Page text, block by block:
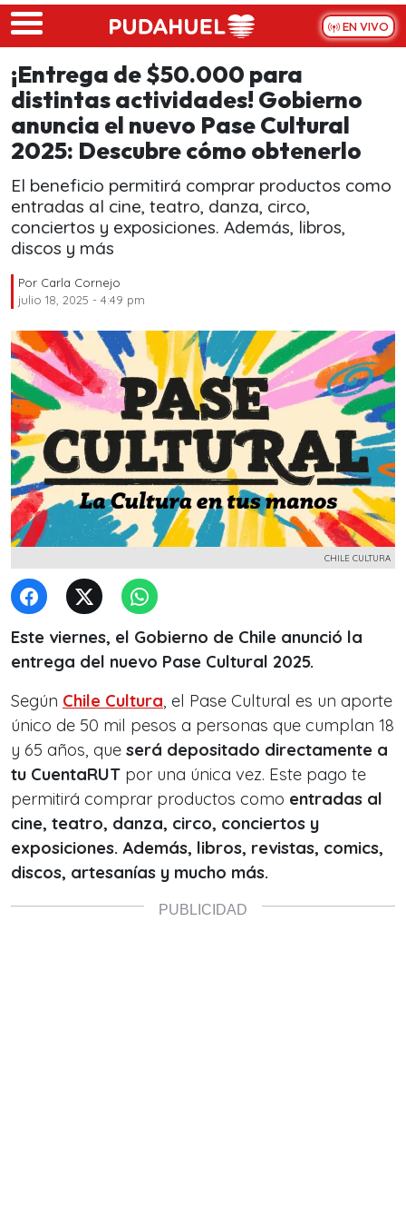
Skip to main content
EN VIVO
¡Entrega de $50.000 para
distintas actividades! Gobierno
anuncia el nuevo Pase Cultural
2025: Descubre cómo obtenerlo
El beneficio permitirá comprar productos como
entradas al cine, teatro, danza, circo,
conciertos y exposiciones. Además, libros,
discos y más
Por Carla Cornejo
julio 18, 2025 - 4:49 pm
CHILE CULTURA
Este viernes, el Gobierno de Chile anunció la
entrega del nuevo Pase Cultural 2025.
Según Chile Cultura, el Pase Cultural es un aporte
único de 50 mil pesos a personas que cumplan 18
y 65 años, que será depositado directamente a
tu CuentaRUT por una única vez. Este pago te
permitirá comprar productos como entradas al
cine, teatro, danza, circo, conciertos y
exposiciones. Además, libros, revistas, comics,
discos, artesanías y mucho más.